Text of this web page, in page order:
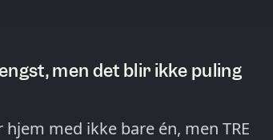
men det blir ikke puling
med ikke bare én, men TRE